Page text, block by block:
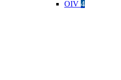
OIV 4